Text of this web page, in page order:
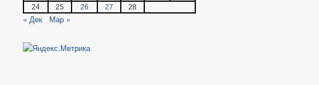
24
25 26 27 28
« Дек Мар »